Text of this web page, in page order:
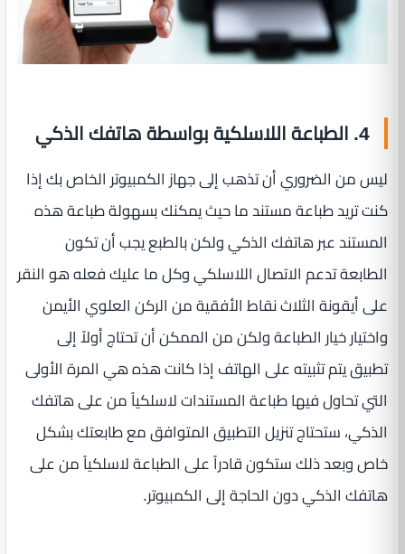
4. الطباعة اللاسلكية بواسطة هاتفك الذكي
ليس من الضروري أن تذهب إلى جهاز الكمبيوتر الخاص بك إذا
كنت تريد طباعة مستند ما حيث يمكنك بسهولة طباعة هذه
المستند عبر هاتفك الذكي ولكن بالطبع يجب أن تكون
الطابعة تدعم الاتصال اللاسلكي وكل ما عليك فعله هو النقر
على أيقونة الثلاث نقاط الأفقية من الركن العلوي الأيمن
واختيار خيار الطباعة ولكن من الممكن أن تحتاج أولاً إلى
تطبيق يتم تثبيته على الهاتف إذا كانت هذه هي المرة الأولى
التي تحاول فيها طباعة المستندات لاسلكياً من على هاتفك
الذكي، ستحتاج تنزيل التطبيق المتوافق مع طابعتك بشكل
خاص وبعد ذلك ستكون قادراً على الطباعة لاسلكياً من على
هاتفك الذكي دون الحاجة إلى الكمبيوتر.